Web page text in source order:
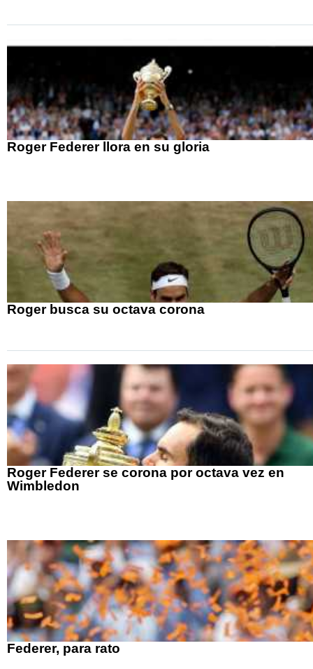
Roger Federer llora en su gloria
Roger busca su octava corona
Roger Federer se corona por octava vez en
Wimbledon
Federer, para rato